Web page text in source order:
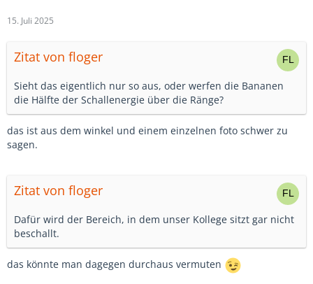
15. Juli 2025
Zitat von floger
Sieht das eigentlich nur so aus, oder werfen die Bananen
die Hälfte der Schallenergie über die Ränge?
das ist aus dem winkel und einem einzelnen foto schwer zu
sagen.
Zitat von floger
Dafür wird der Bereich, in dem unser Kollege sitzt gar nicht
beschallt.
das könnte man dagegen durchaus vermuten